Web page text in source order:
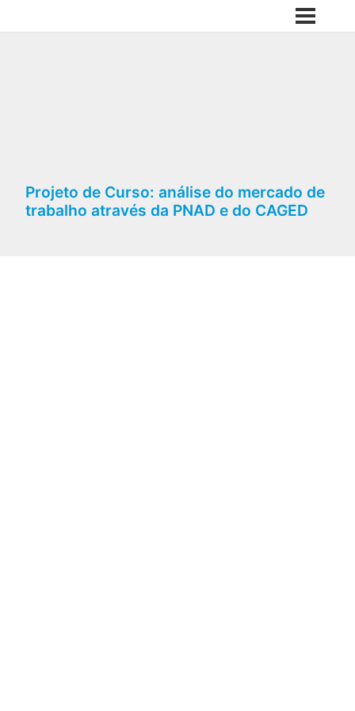
Projeto de Curso: análise do mercado de
trabalho através da PNAD e do CAGED